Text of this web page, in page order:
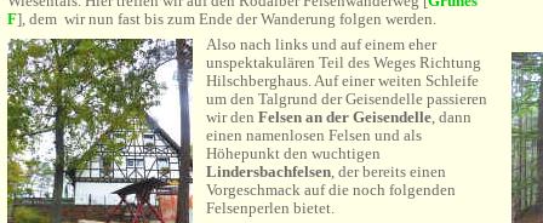
F], dem wir nun fast bis zum Ende der Wanderung folgen werden.
Also nach links und auf einem eher
unspektakulären Teil des Weges Richtung
Hilschberghaus. Auf einer weiten Schleife
um den Talgrund der Geisendelle passieren
wir den Felsen an der Geisendelle, dann
einen namenlosen Felsen und als
Höhepunkt den wuchtigen
Lindersbachfelsen, der bereits einen
Vorgeschmack auf die noch folgenden
Felsenperlen bietet.